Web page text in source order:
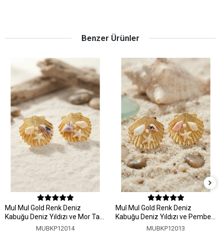
Benzer Ürünler
MuI MuI Gold Renk Deniz
Kabuğu Deniz Yıldızı ve Mor Taş
Detaylı KüpeMUBKP12014
MuI MuI Gold Renk Deniz
Kabuğu Deniz Yıldızı ve Pembe
Taş Detaylı Küpe
MUBKP12013